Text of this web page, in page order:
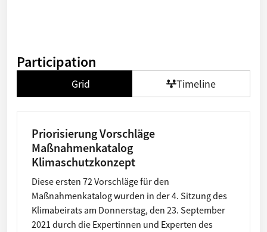
Participation
Grid Timeline
Priorisierung Vorschläge
Maßnahmenkatalog
Klimaschutzkonzept
Diese ersten 72 Vorschläge für den
Maßnahmenkatalog wurden in der 4. Sitzung des
Klimabeirats am Donnerstag, den 23. September
2021 durch die Expertinnen und Experten des